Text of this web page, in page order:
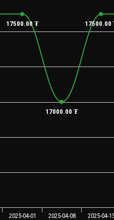
17500.00 ₮
17000.00 ₮
17500.00
2025-04-01 2025-04-08 2025-04-